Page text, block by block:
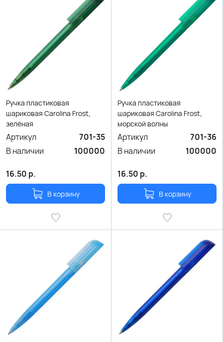
Ручка пластиковая
шариковая Carolina Frost,
зелёная
Артикул
701-35
В наличии
100000
16.50 р.
В корзину
Ручка пластиковая
шариковая Carolina Frost,
морской волны
Артикул
701-36
В наличии
100000
16.50 р.
В корзину